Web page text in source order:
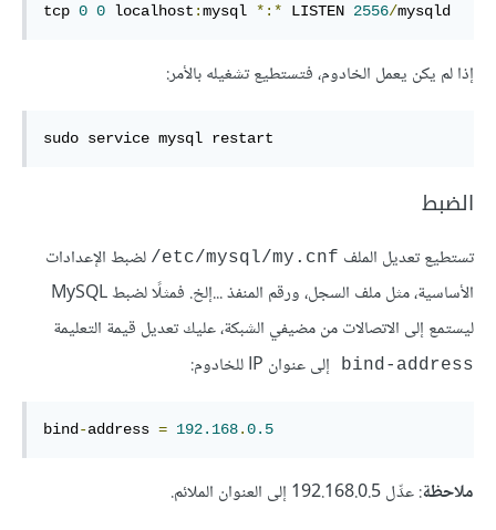
tcp 0 0 localhost :mysql *:* LISTEN 2556/mysqld
إذا لم يكن يعمل الخادوم، فتستطيع تشغيله بالأمر:
sudo service mysql restart
الضبط
تستطيع تعديل الملف ‎/etc/mysql/my.cnf لضبط الإعدادات
الأساسية، مثل ملف السجل، ورقم المنفذ ...إلخ. فمثلًا لضبط MySQL
ليستمع إلى الاتصالات من مضيفي الشبكة، عليك تعديل قيمة التعليمة
bind-address إلى عنوان IP للخادوم:
bind -address = 192.168.0.5
ملاحظة: عدِّل 192.168.0.5 إلى العنوان الملائم.